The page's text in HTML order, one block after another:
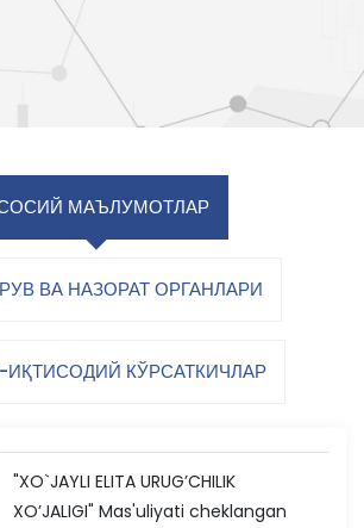
МАЪЛУМОТЛАР
ВА НАЗОРАТ ОРГАНЛАРИ
КЎРСАТКИЧЛАР
"XO`JAYLI ELITA URUG’CHILIK
XO’JALIGI" Mas'uliyati cheklangan